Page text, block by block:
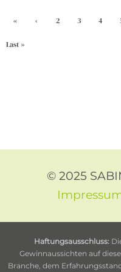
«
‹
2 3 4
Last »
© 2025
Haftungsausschluss:
Gewinnaussichten auf
Branche, dem